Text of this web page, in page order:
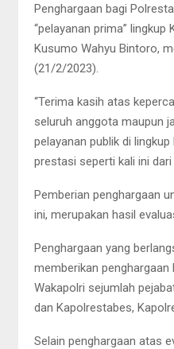
Penghargaan bagi
“pelayanan prima”
Kusumo Wahyu Bintoro,
(21/2/2023).
“Terima kasih atas
seluruh anggota maupun
pelayanan publik di
prestasi seperti kali ini dari
Pemberian penghargaan
ini, merupakan hasil
Penghargaan yang
memberikan penghargaan
Wakapolri sejumlah
dan Kapolrestabes,
Selain penghargaan atas